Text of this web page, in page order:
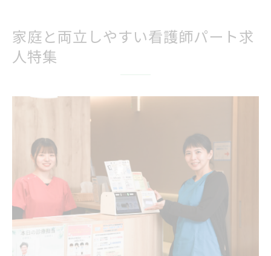
柔軟な働き方を実現できる看護師の魅力
看護師パート求人で実現する柔軟な働き方
つくば市の看護師求人で選ぶ自由な働き方
家庭と両立できる看護師の新しい働き方
看護師パートの柔軟性が生活に与える安心
感
小野崎で叶える理想の看護師ライフとは
看護師求人で理想の働き方を小野崎で実現
小野崎エリアの看護師パート求人の特徴
看護師として充実した生活を小野崎で送る
家庭と両立しやすい看護師パート求
人特集